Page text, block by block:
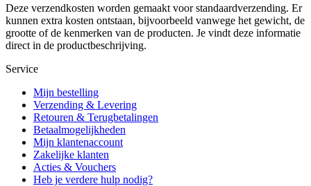
Deze verzendkosten worden gemaakt voor standaardverzending. Er
kunnen extra kosten ontstaan, bijvoorbeeld vanwege het gewicht, de
grootte of de kenmerken van de producten. Je vindt deze informatie
direct in de productbeschrijving.
Service
Mijn bestelling
Verzending & Levering
Retouren & Terugbetalingen
Betaalmogelijkheden
Mijn klantenaccount
Zakelijke klanten
Acties & Vouchers
Heb je verdere hulp nodig?